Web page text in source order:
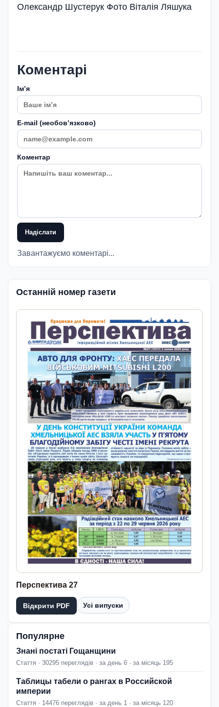
Олександр Шустерук Фото Віталія Ляшука
Коментарі
Імʼя
E-mail (необовʼязково)
Коментар
Надіслати
Завантажуємо коментарі...
Останній номер газети
Перспектива 27
Відкрити PDF Усі випуски
Популярне
Знані постаті Гощанщини
Стаття · 30295 переглядів · за день 6 · за місяць 195
Таблицы табели о рангах в Российской
империи
Стаття · 14476 переглядів · за день 1 · за місяць 120